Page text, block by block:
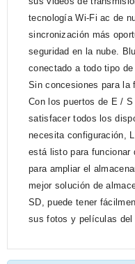
tecnología Wi-Fi ac de
sincronización más
seguridad en la nube.
conectado a todo tipo
Sin concesiones para la
Con los puertos de E /
satisfacer todos los
necesita configuración,
está listo para funcionar
para ampliar el
mejor solución de
SD, puede tener
sus fotos y películas del